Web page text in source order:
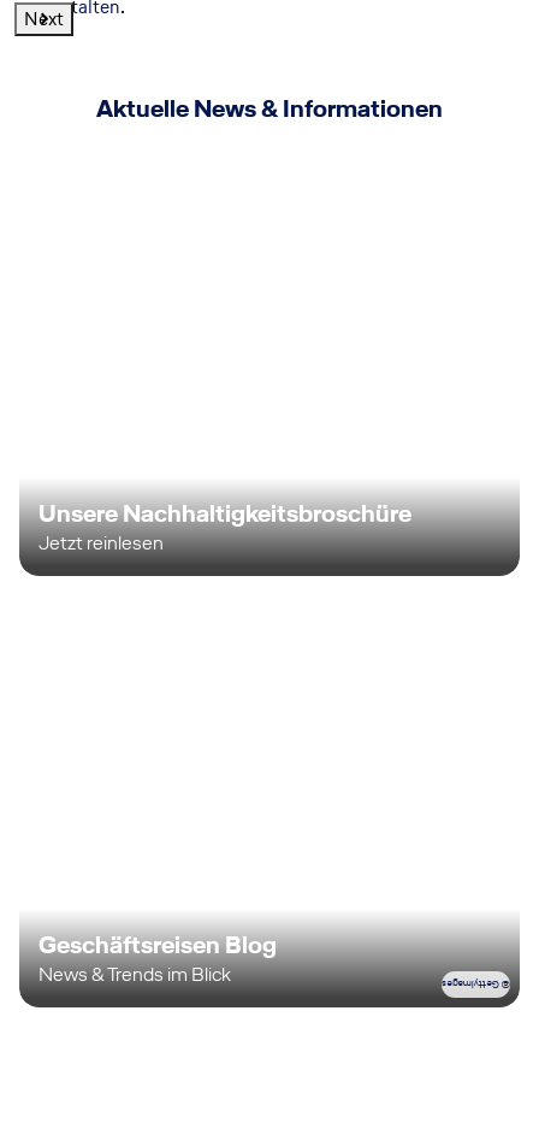
zu gestalten.
Next
Aktuelle News & Informationen
Unsere Nachhaltigkeitsbroschüre
Jetzt reinlesen
Geschäftsreisen Blog
News & Trends im Blick © GettyImages